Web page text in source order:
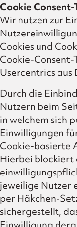
Cookie Consent-
Wir nutzen zur
Cookies und
Cookie-
Usercentrics aus
Durch die
Nutzern beim
in welchem sich
Einwilligungen
Cookie-basierte
Hierbei blockiert
jeweilige Nutzer
per Häkchen-
sichergestellt,